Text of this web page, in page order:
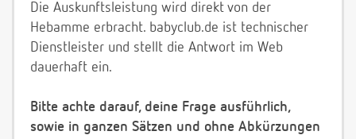
Die Auskunftsleistung wird direkt von der
Hebamme erbracht. babyclub.de ist technischer
Dienstleister und stellt die Antwort im Web
dauerhaft ein.
Bitte achte darauf, deine Frage ausführlich,
sowie in ganzen Sätzen und ohne Abkürzungen